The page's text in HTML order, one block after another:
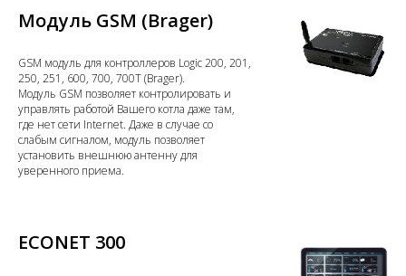
Модуль GSM (Brager)
GSM модуль для контроллеров Logic 200, 201,
250, 251, 600, 700, 700T (Brager).
Модуль GSM позволяет контролировать и
управлять работой Вашего котла даже там,
где нет сети Internet. Даже в случае со
слабым сигналом, модуль позволяет
установить внешнюю антенну для
уверенного приема.
ECONЕТ 300